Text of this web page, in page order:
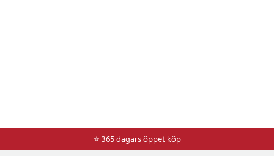
⭐ 365 dagars öppet köp
⭐Frakt 49kr *